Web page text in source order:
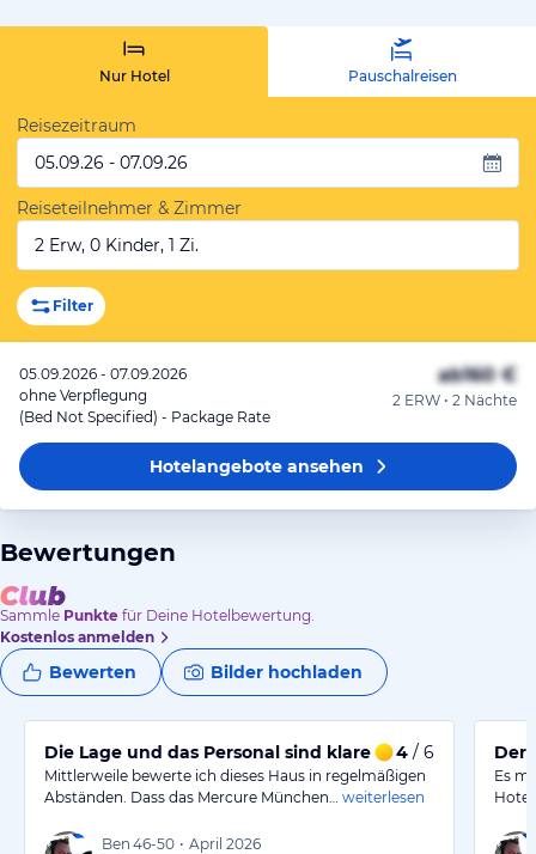
Nur Hotel Pauschalreisen
Reisezeitraum
05.09.26 - 07.09.26
Reiseteilnehmer & Zimmer
2 Erw, 0 Kinder, 1 Zi.
Filter
05.09.2026 - 07.09.2026
ohne Verpflegung
(Bed Not Specified) - Package Rate
ab160 €
2 ERW • 2 Nächte
Hotelangeboteansehen
Bewertungen
Sammle Punkte für Deine Hotelbewertung.
Kostenlos anmelden
Bewerten Bilder hochladen
Die Lage und das Personal sind klare Stärken dieses
4 / 6
Mittlerweile bewerte ich dieses Haus in regelmäßigen
Abständen. Dass das Mercure München…
weiterlesen
Ben 46-50 • April 2026
Der
Es